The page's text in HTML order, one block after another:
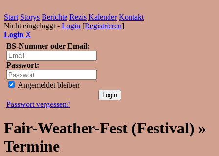
Start Storys Berichte Rezis Kalender Kontakt
Nicht eingeloggt - Login [Registrieren]
Login X
BS-Nummer oder Email:
Passwort:
Angemeldet bleiben
Passwort vergessen?
Fair-Weather-Fest (Festival) »
Termine